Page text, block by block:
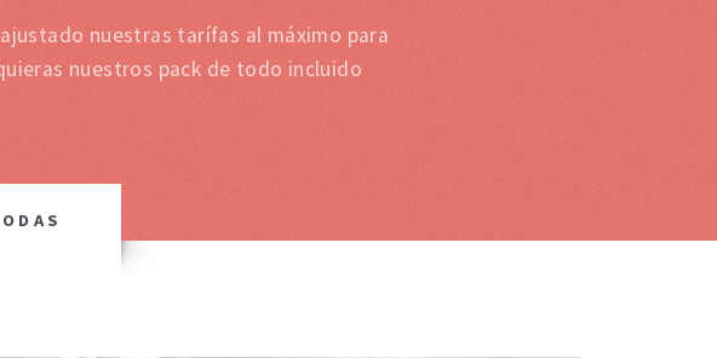
nuestras tarífas al máximo para
nuestros pack de todo incluido